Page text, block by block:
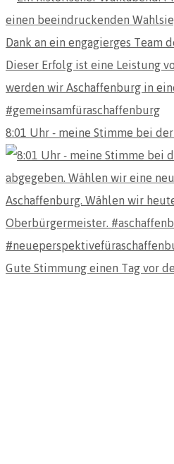
8:01 Uhr - meine Stimme bei
Gute Stimmung einen Tag vor